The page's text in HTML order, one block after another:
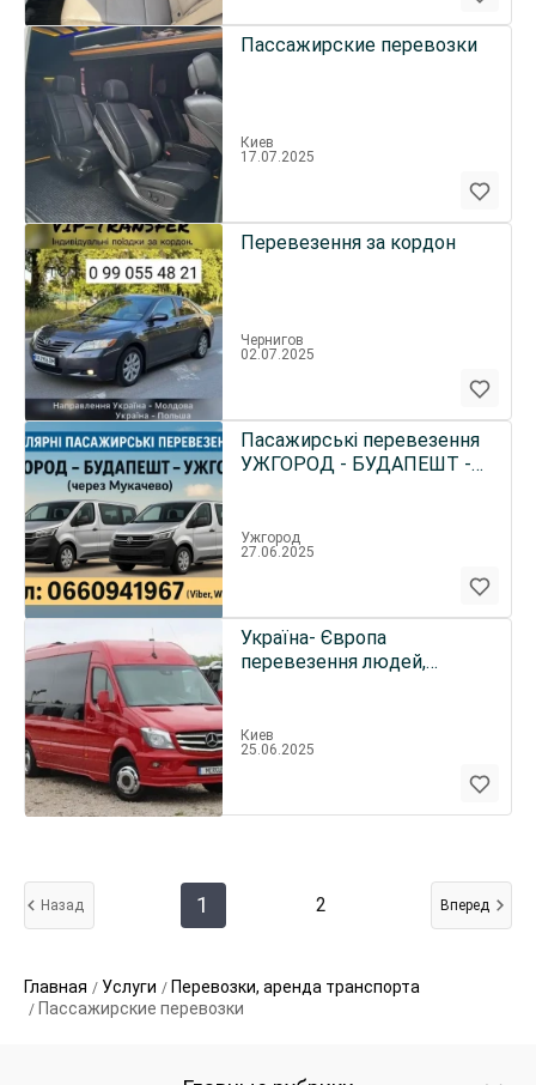
Пассажирские перевозки
Киев
17.07.2025
Перевезення за кордон
Чернигов
02.07.2025
Пасажирські перевезення
УЖГОРОД - БУДАПЕШТ -
Ужгород
27.06.2025
Україна- Європа
перевезення людей,
Киев
25.06.2025
Назад 1 2 Вперед
Главная Услуги
Перевозки, аренда транспорта
Пассажирские перевозки